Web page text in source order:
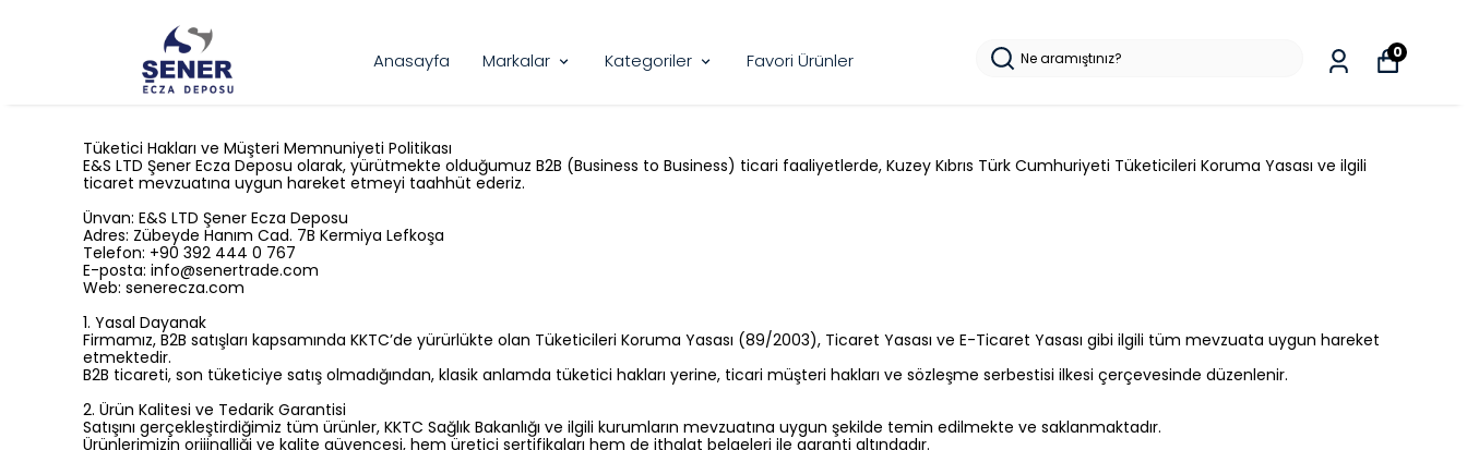
Anasayfa Markalar Kategoriler Favori Ürünler 0
Tüketici Hakları ve Müşteri Memnuniyeti Politikası
E&S LTD Şener Ecza Deposu olarak, yürütmekte olduğumuz B2B (Business to Business) ticari faaliyetlerde, Kuzey Kıbrıs Türk Cumhuriyeti Tüketicileri Koruma Yasası ve ilgili
ticaret mevzuatına uygun hareket etmeyi taahhüt ederiz.
Ünvan: E&S LTD Şener Ecza Deposu
Adres: Zübeyde Hanım Cad. 7B Kermiya Lefkoşa
Telefon: +90 392 444 0 767
E-posta: info@senertrade.com
Web: senerecza.com
1. Yasal Dayanak
Firmamız, B2B satışları kapsamında KKTC’de yürürlükte olan Tüketicileri Koruma Yasası (89/2003), Ticaret Yasası ve E-Ticaret Yasası gibi ilgili tüm mevzuata uygun hareket
etmektedir.
B2B ticareti, son tüketiciye satış olmadığından, klasik anlamda tüketici hakları yerine, ticari müşteri hakları ve sözleşme serbestisi ilkesi çerçevesinde düzenlenir.
2. Ürün Kalitesi ve Tedarik Garantisi
Satışını gerçekleştirdiğimiz tüm ürünler, KKTC Sağlık Bakanlığı ve ilgili kurumların mevzuatına uygun şekilde temin edilmekte ve saklanmaktadır.
Ürünlerimizin orijinalliği ve kalite güvencesi, hem üretici sertifikaları hem de ithalat belgeleri ile garanti altındadır.